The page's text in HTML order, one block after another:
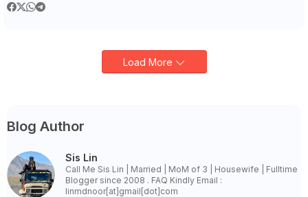
Load More
Blog Author
Sis Lin
Call Me Sis Lin | Married | MoM of 3 | Housewife | Fulltime
Blogger since 2008 . FAQ Kindly Email :
linmdnoor[at]gmail[dot]com